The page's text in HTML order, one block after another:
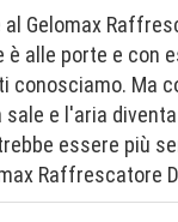
al Gelomax
è alle porte e con
conosciamo. Ma
sale e l'aria
essere più
Raffrescatore